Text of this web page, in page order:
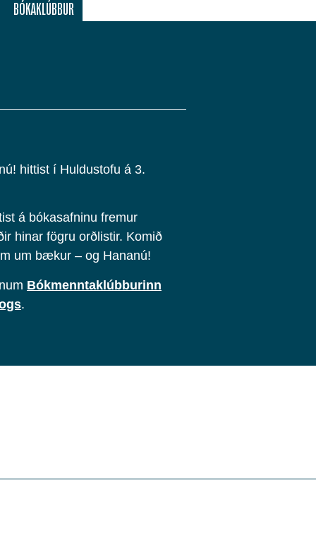
BÓKAKLÚBBUR
hittist í Huldustofu á 3.
á bókasafninu fremur
hinar fögru orðlistir. Komið
um bækur – og Hananú!
Bókmenntaklúbburinn
.